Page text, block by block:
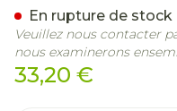
33,20 €
En rupture de stock
Veuillez nous contacter
nous examinerons